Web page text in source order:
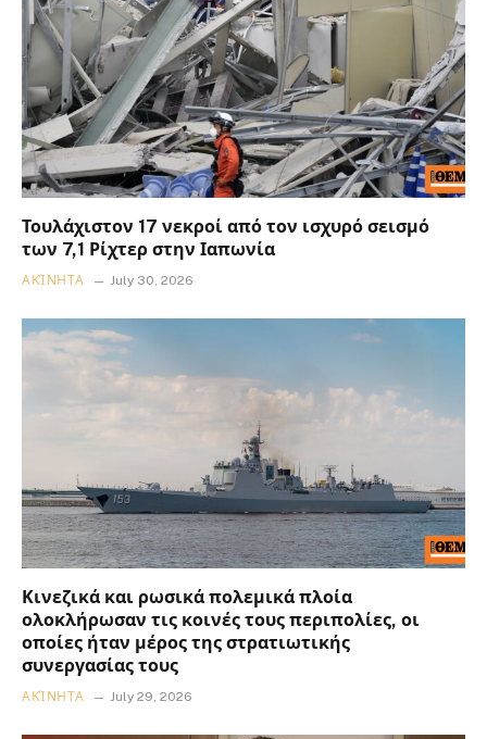
Τουλάχιστον 17 νεκροί από τον ισχυρό σεισμό
των 7,1 Ρίχτερ στην Ιαπωνία
ΑΚΊΝΗΤΑ July 30, 2026
Κινεζικά και ρωσικά πολεμικά πλοία
ολοκλήρωσαν τις κοινές τους περιπολίες, οι
οποίες ήταν μέρος της στρατιωτικής
συνεργασίας τους
ΑΚΊΝΗΤΑ July 29, 2026